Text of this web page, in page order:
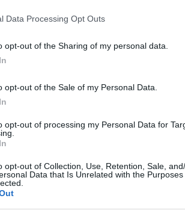
Data Processing Opt Outs
opt-out of the Sharing of my personal data.
opt-out of the Sale of my Personal Data.
opt-out of processing my Personal Data for
opt-out of Collection, Use, Retention, Sale,
Data that Is Unrelated with the
0COMMENTS